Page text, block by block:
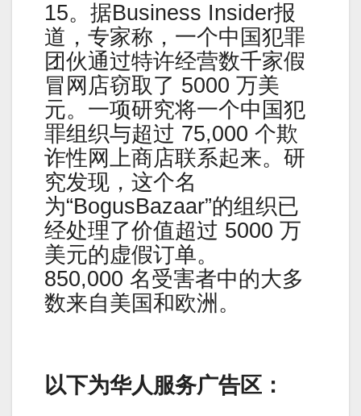
15。据Business Insider报
道，专家称，一个中国犯罪
团伙通过特许经营数千家假
冒网店窃取了 5000 万美
元。一项研究将一个中国犯
罪组织与超过 75,000 个欺
诈性网上商店联系起来。研
究发现，这个名
为“BogusBazaar”的组织已
经处理了价值超过 5000 万
美元的虚假订单。
850,000 名受害者中的大多
数来自美国和欧洲。
以下为华人服务广告区：